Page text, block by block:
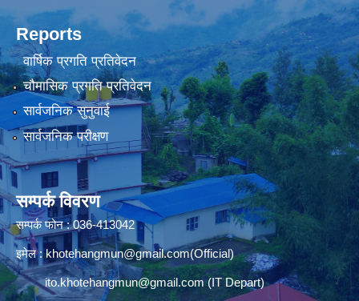
Reports
वार्षिक प्रगति प्रतिवेदन
चौमासिक प्रगति प्रतिवेदन
सार्वजनिक सुनुवाई
सार्वजनिक परीक्षण
सम्पर्क विवरण
सम्पर्क फोन : 036-413042
इमेल :khotehangmun@gmail.com(Official)
ito.khotehangmun@gmail.com(IT Depart)